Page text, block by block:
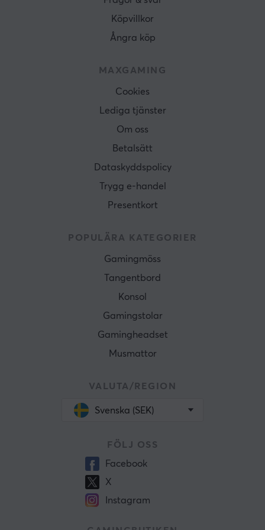
Köpvillkor
Ångra köp
MAXGAMING
Cookies
Lediga tjänster
Om oss
Betalsätt
Dataskyddspolicy
Trygg e-handel
Presentkort
POPULÄRA KATEGORIER
Gamingmöss
Tangentbord
Konsol
Gamingstolar
Gamingheadset
Musmattor
VALUTA/REGION
Svenska (SEK)
FÖLJ OSS
Facebook
X
Instagram